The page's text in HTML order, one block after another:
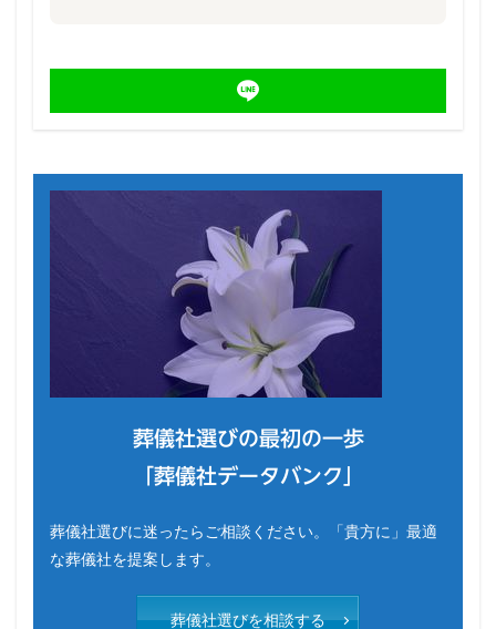
葬儀社選びの最初の一歩
「葬儀社データバンク」
葬儀社選びに迷ったらご相談ください。「貴方に」最適
な葬儀社を提案します。
葬儀社選びを相談する